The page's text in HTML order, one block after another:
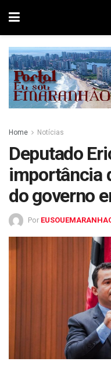
Home Notícias
Deputado
importância
do governo
Por